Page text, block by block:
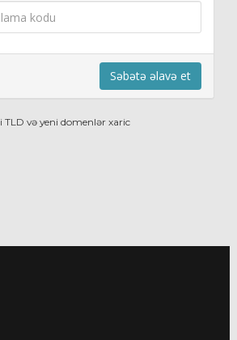
Səbətə əlavə et
TLD və yeni domenlər xaric